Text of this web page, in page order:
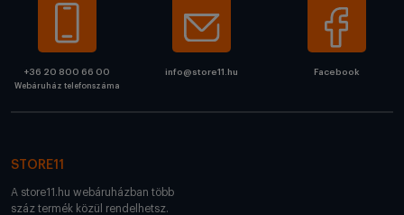
+36 20 800 66 00
Webáruház telefonszáma
info@store11.hu Facebook
STORE11
A store11.hu webáruházban több
száz termék közül rendelhetsz.